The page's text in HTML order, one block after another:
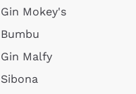
Gin Mokey's
Bumbu
Gin Malfy
Sibona